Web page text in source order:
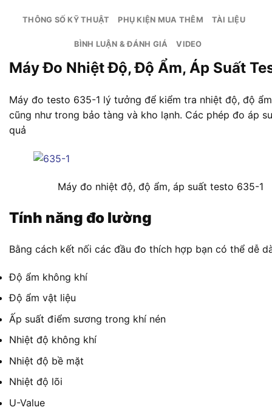
THÔNG SỐ KỸ THUẬT PHỤ KIỆN MUA THÊM TÀI LIỆU
BÌNH LUẬN & ĐÁNH GIÁ VIDEO
Máy Đo Nhiệt Độ, Độ Ẩm, Áp Suất
Máy đo testo 635-1 lý tưởng để kiểm tra nhiệt độ, độ
cũng như trong bảo tàng và kho lạnh. Các phép đo áp
quả
Máy đo nhiệt độ, độ ẩm, áp suất testo 635-1
Tính năng đo lường
Bằng cách kết nối các đầu đo thích hợp bạn có thể dễ
Độ ẩm không khí
Độ ẩm vật liệu
Ấp suất điểm sương trong khí nén
Nhiệt độ không khí
Nhiệt độ bề mặt
Nhiệt độ lõi
U-Value